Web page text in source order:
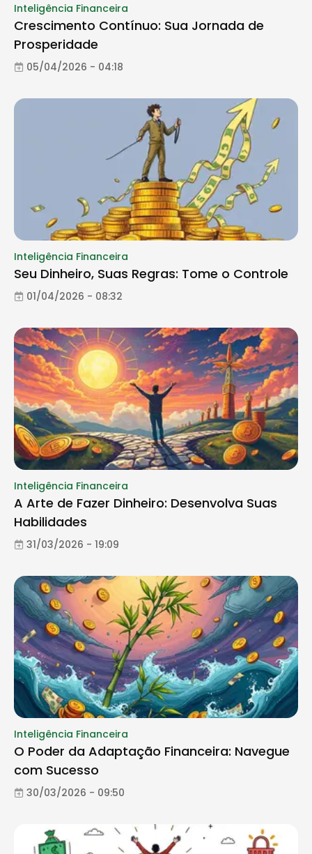
Inteligência Financeira
Crescimento Contínuo: Sua Jornada de
Prosperidade
05/04/2026 - 04:18
Inteligência Financeira
Seu Dinheiro, Suas Regras: Tome o Controle
01/04/2026 - 08:32
Inteligência Financeira
A Arte de Fazer Dinheiro: Desenvolva Suas
Habilidades
31/03/2026 - 19:09
Inteligência Financeira
O Poder da Adaptação Financeira: Navegue
com Sucesso
30/03/2026 - 09:50